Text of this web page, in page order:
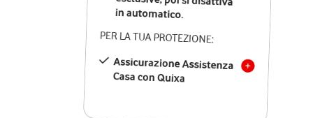
in automatico.
PER LA TUA PROTEZIONE:
Assicurazione Assistenza
Casa con Quixa